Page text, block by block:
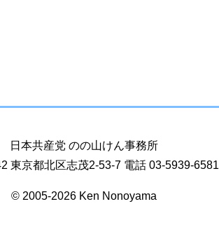
日本共産党 のの山けん事務所
東京都北区志茂2-53-7 電話 03-5939-6581
© 2005-2026 Ken Nonoyama